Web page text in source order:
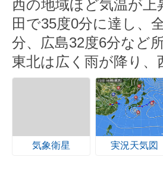
西の地域ほど気温が上
田で35度0分に達し、
分、広島32度6分など
東北は広く雨が降り、
気象衛星 実況天気図